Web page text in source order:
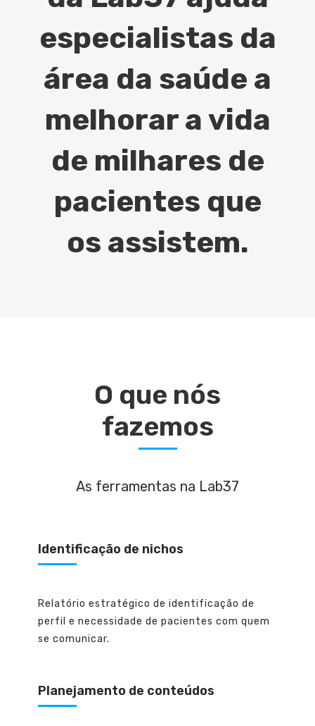
especialistas da
área da saúde a
melhorar a vida
de milhares de
pacientes que
os assistem.
O que nós
fazemos
As ferramentas na Lab37
Identificação de nichos
Relatório estratégico de identificação de
perfil e necessidade de pacientes com quem
se comunicar.
Planejamento de conteúdos